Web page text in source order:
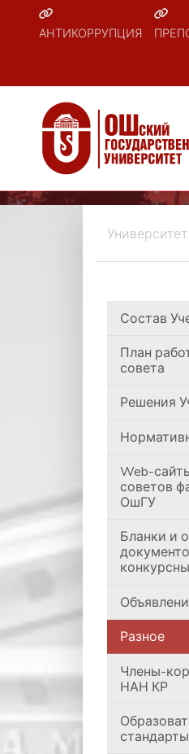
АНТИКОРРУПЦИЯ
Университет
Состав
План
совета
Решения
Web-
советов
ОшГУ
Бланки и
Разное
Члены-
НАН КР
стандарты